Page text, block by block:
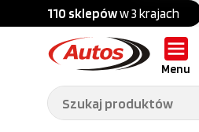
110 sklepóww 3 krajach
Menu
Części do:
Ciężarówek,
przyczep,
naczep
B2BGaleria
Oferty pracy
kwartalny